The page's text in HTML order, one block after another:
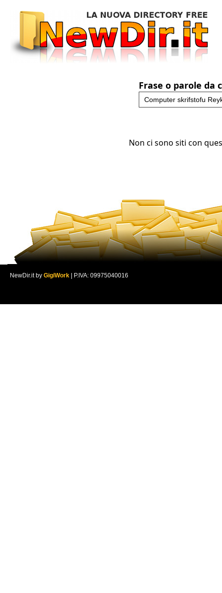
Frase o parole da
Non ci sono siti con
NewDir.it by GigiWork | P.IVA: 09975040016